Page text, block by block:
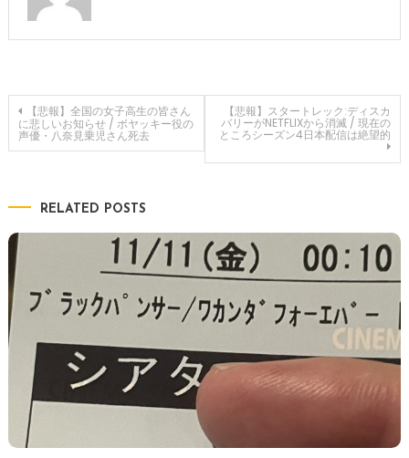
投
稿
ビ
ゲ
ー
シ
ョ
ン
【悲報】全国の女子高生の皆さん
に悲しいお知らせ / ボヤッキー役の
声優・八奈見乗児さん死去
【悲報】スタートレック:ディスカ
バリーがNETFLIXから消滅 / 現在の
ところシーズン4日本配信は絶望的
RELATED POSTS